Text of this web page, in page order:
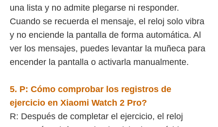
una lista y no admite plegarse ni responder.
Cuando se recuerda el mensaje, el reloj solo vibra
y no enciende la pantalla de forma automática. Al
ver los mensajes, puedes levantar la muñeca para
encender la pantalla o activarla manualmente.
5. P: Cómo comprobar los registros de
ejercicio en Xiaomi Watch 2 Pro?
R: Después de completar el ejercicio, el reloj